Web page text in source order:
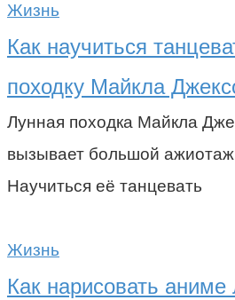
Жизнь
Как научиться
походку Майкла
Лунная походка Майкла
вызывает большой ажиотаж
Научиться её танцевать
Жизнь
Как нарисовать аниме